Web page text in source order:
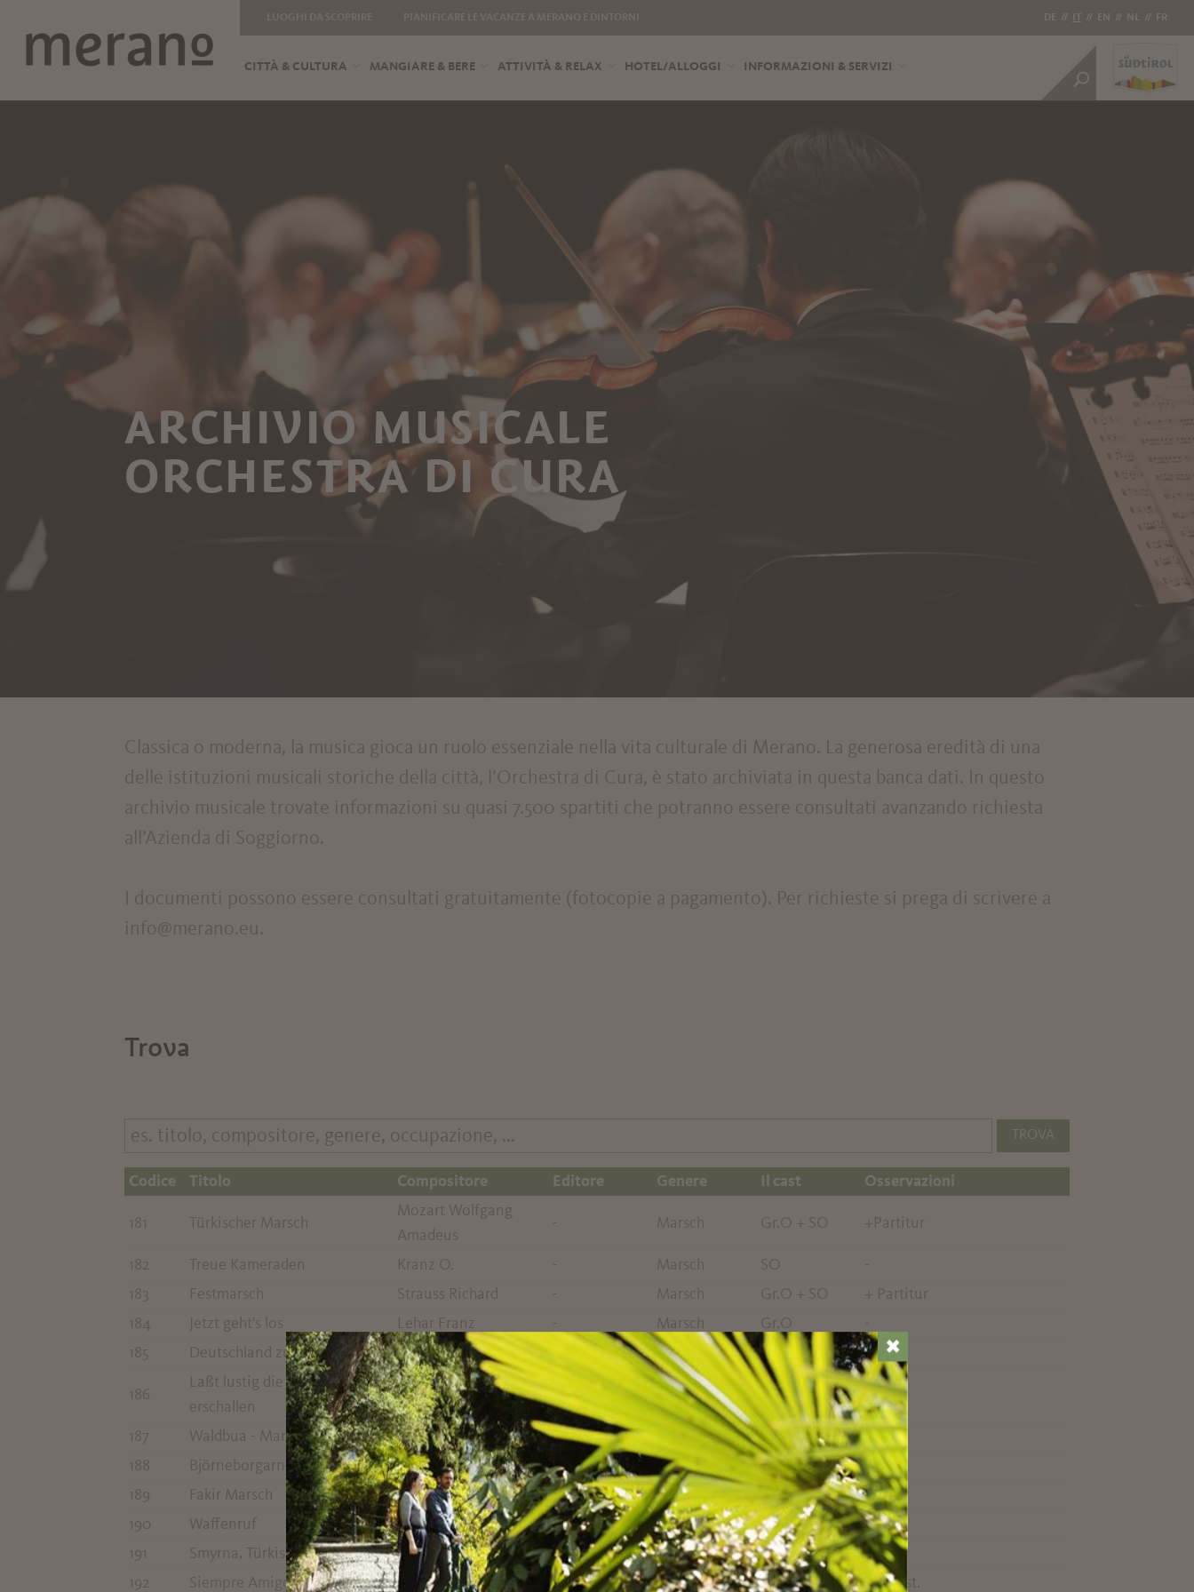
DE // IT // EN // NL // FR
CITTÀ & CULTURA MANGIARE & BERE ATTIVITÀ & RELAX HOTEL/ALLOGGI INFORMAZIONI & SERVIZI
ARCHIVIO MUSICALE
ORCHESTRA DI CURA
Classica o moderna, la musica gioca un ruolo essenziale nella vita culturale di Merano. La generosa eredità di una
delle istituzioni musicali storiche della città, l’Orchestra di Cura, è stato archiviata in questa banca dati. In questo
archivio musicale trovate informazioni su quasi 7.500 spartiti che potranno essere consultati avanzando richiesta
all’Azienda di Soggiorno.
I documenti possono essere consultati gratuitamente (fotocopie a pagamento). Per richieste si prega di scrivere a
info@merano.eu.
Trova
TROVA
Codice Titolo Compositore Editore Genere Il cast Osservazioni
181 Türkischer Marsch
Mozart Wolfgang
Amadeus
- Marsch Gr.O + SO +Partitur
182 Treue Kameraden Kranz O. - Marsch SO
-
183
Festmarsch Strauss Richard - Marsch Gr.O + SO
+ Partitur
184
Jetzt geht's los Lehar Franz - Marsch Gr.O
-
185
Deutschland zur See Fetras Oscar Marsch SO -
186
Laßt lustig die Hörner
erschallen
Faust Carl Marsch SO -
187 Waldbua - Marsch Moosbrugger Max - Marsch SO
-
188
Björneborgarnes unbekannt Pagel Alfr. Marsch SO
-
189
Fakir Marsch Oscheit Max - Marsch SO
-
190
Waffenruf Jessel Leon - Marsch SO
-
191
Smyrna, Türkischer Marsch Eichel Richard - Marsch SO
-
192
Siempre Amigos Scassola Aristide - Marsch SO
unvollst.
✖